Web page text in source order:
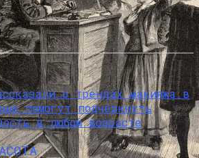
Зимняя Обувь: 5 Стильных
За Которыми
В Очереди